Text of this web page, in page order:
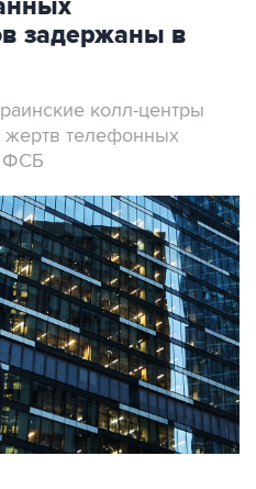
задержаны в
колл-центры
жертв телефонных
ФСБ